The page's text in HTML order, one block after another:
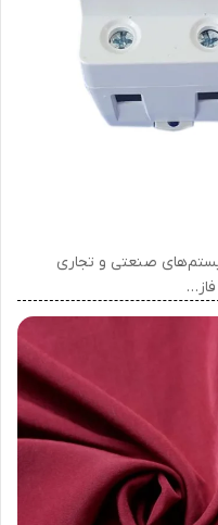
سیستم‌های صنعتی و تجاری